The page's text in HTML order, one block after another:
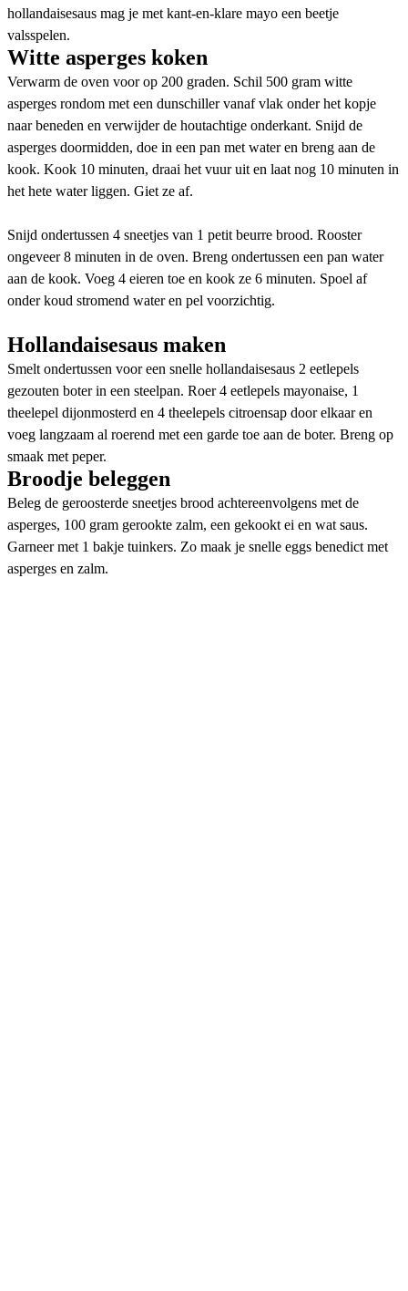
hollandaisesaus mag je met kant-en-klare mayo een beetje
valsspelen.
Witte asperges koken
Verwarm de oven voor op 200 graden. Schil 500 gram witte
asperges rondom met een dunschiller vanaf vlak onder het kopje
naar beneden en verwijder de houtachtige onderkant. Snijd de
asperges doormidden, doe in een pan met water en breng aan de
kook. Kook 10 minuten, draai het vuur uit en laat nog 10 minuten in
het hete water liggen. Giet ze af.
Snijd ondertussen 4 sneetjes van 1 petit beurre brood. Rooster
ongeveer 8 minuten in de oven. Breng ondertussen een pan water
aan de kook. Voeg 4 eieren toe en kook ze 6 minuten. Spoel af
onder koud stromend water en pel voorzichtig.
Hollandaisesaus maken
Smelt ondertussen voor een snelle hollandaisesaus 2 eetlepels
gezouten boter in een steelpan. Roer 4 eetlepels mayonaise, 1
theelepel dijonmosterd en 4 theelepels citroensap door elkaar en
voeg langzaam al roerend met een garde toe aan de boter. Breng op
smaak met peper.
Broodje beleggen
Beleg de geroosterde sneetjes brood achtereenvolgens met de
asperges, 100 gram gerookte zalm, een gekookt ei en wat saus.
Garneer met 1 bakje tuinkers. Zo maak je snelle eggs benedict met
asperges en zalm.